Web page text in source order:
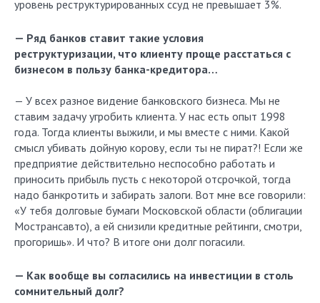
уровень реструктурированных ссуд не превышает 3%.
— Ряд банков ставит такие условия
реструктуризации, что клиенту проще расстаться с
бизнесом в пользу банка-кредитора…
— У всех разное видение банковского бизнеса. Мы не
ставим задачу угробить клиента. У нас есть опыт 1998
года. Тогда клиенты выжили, и мы вместе с ними. Какой
смысл убивать дойную корову, если ты не пират?! Если же
предприятие действительно неспособно работать и
приносить прибыль пусть с некоторой отсрочкой, тогда
надо банкротить и забирать залоги. Вот мне все говорили:
«У тебя долговые бумаги Московской области (облигации
Мострансавто), а ей снизили кредитные рейтинги, смотри,
прогоришь». И что? В итоге они долг погасили.
— Как вообще вы согласились на инвестиции в столь
сомнительный долг?